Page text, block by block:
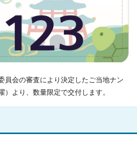
員会の審査により決定したご当地ナン
より、数量限定で交付します。